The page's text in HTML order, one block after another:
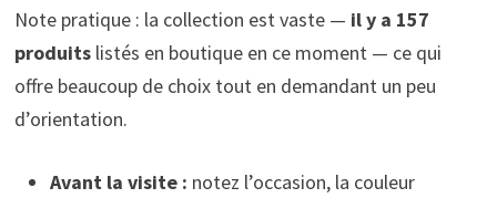
Note pratique : la collection est vaste — il y a 157
produitslistés en boutique en ce moment — ce qui
offre beaucoup de choix tout en demandant un peu
d’orientation.
Avant la visite : notez l’occasion, la couleur